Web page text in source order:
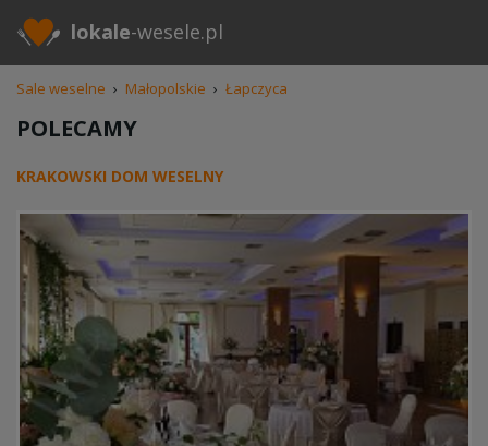
lokale-wesele.pl
Sale weselne › Małopolskie › Łapczyca
POLECAMY
KRAKOWSKI DOM WESELNY